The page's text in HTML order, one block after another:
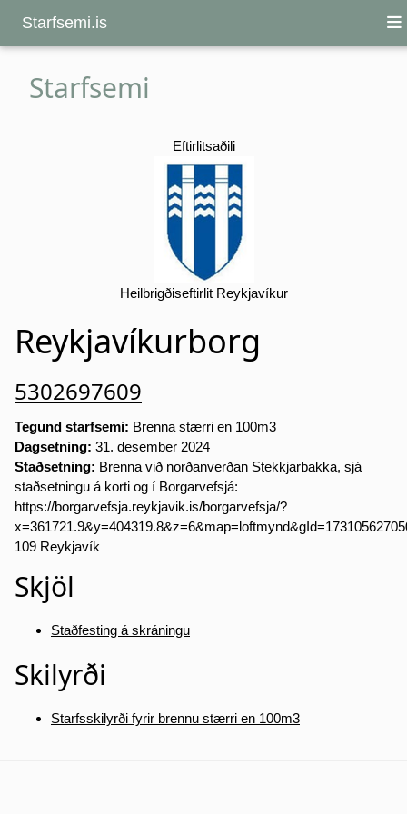
Starfsemi.is
Starfsemi
Eftirlitsaðili
Heilbrigðiseftirlit Reykjavíkur
Reykjavíkurborg
5302697609
Tegund starfsemi: Brenna stærri en 100m3
Dagsetning: 31. desember 2024
Staðsetning: Brenna við norðanverðan Stekkjarbakka, sjá
staðsetningu á korti og í Borgarvefsjá:
https://borgarvefsja.reykjavik.is/borgarvefsja/?
109 Reykjavík
Skjöl
Staðfesting á skráningu
Skilyrði
Starfsskilyrði fyrir brennu stærri en 100m3